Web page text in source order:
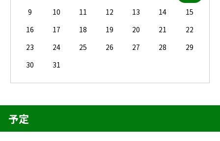
9
10 11 12 13 14
15
16
17 18 19 20 21
22
23
24 25 26 27 28
29
30
31
予定